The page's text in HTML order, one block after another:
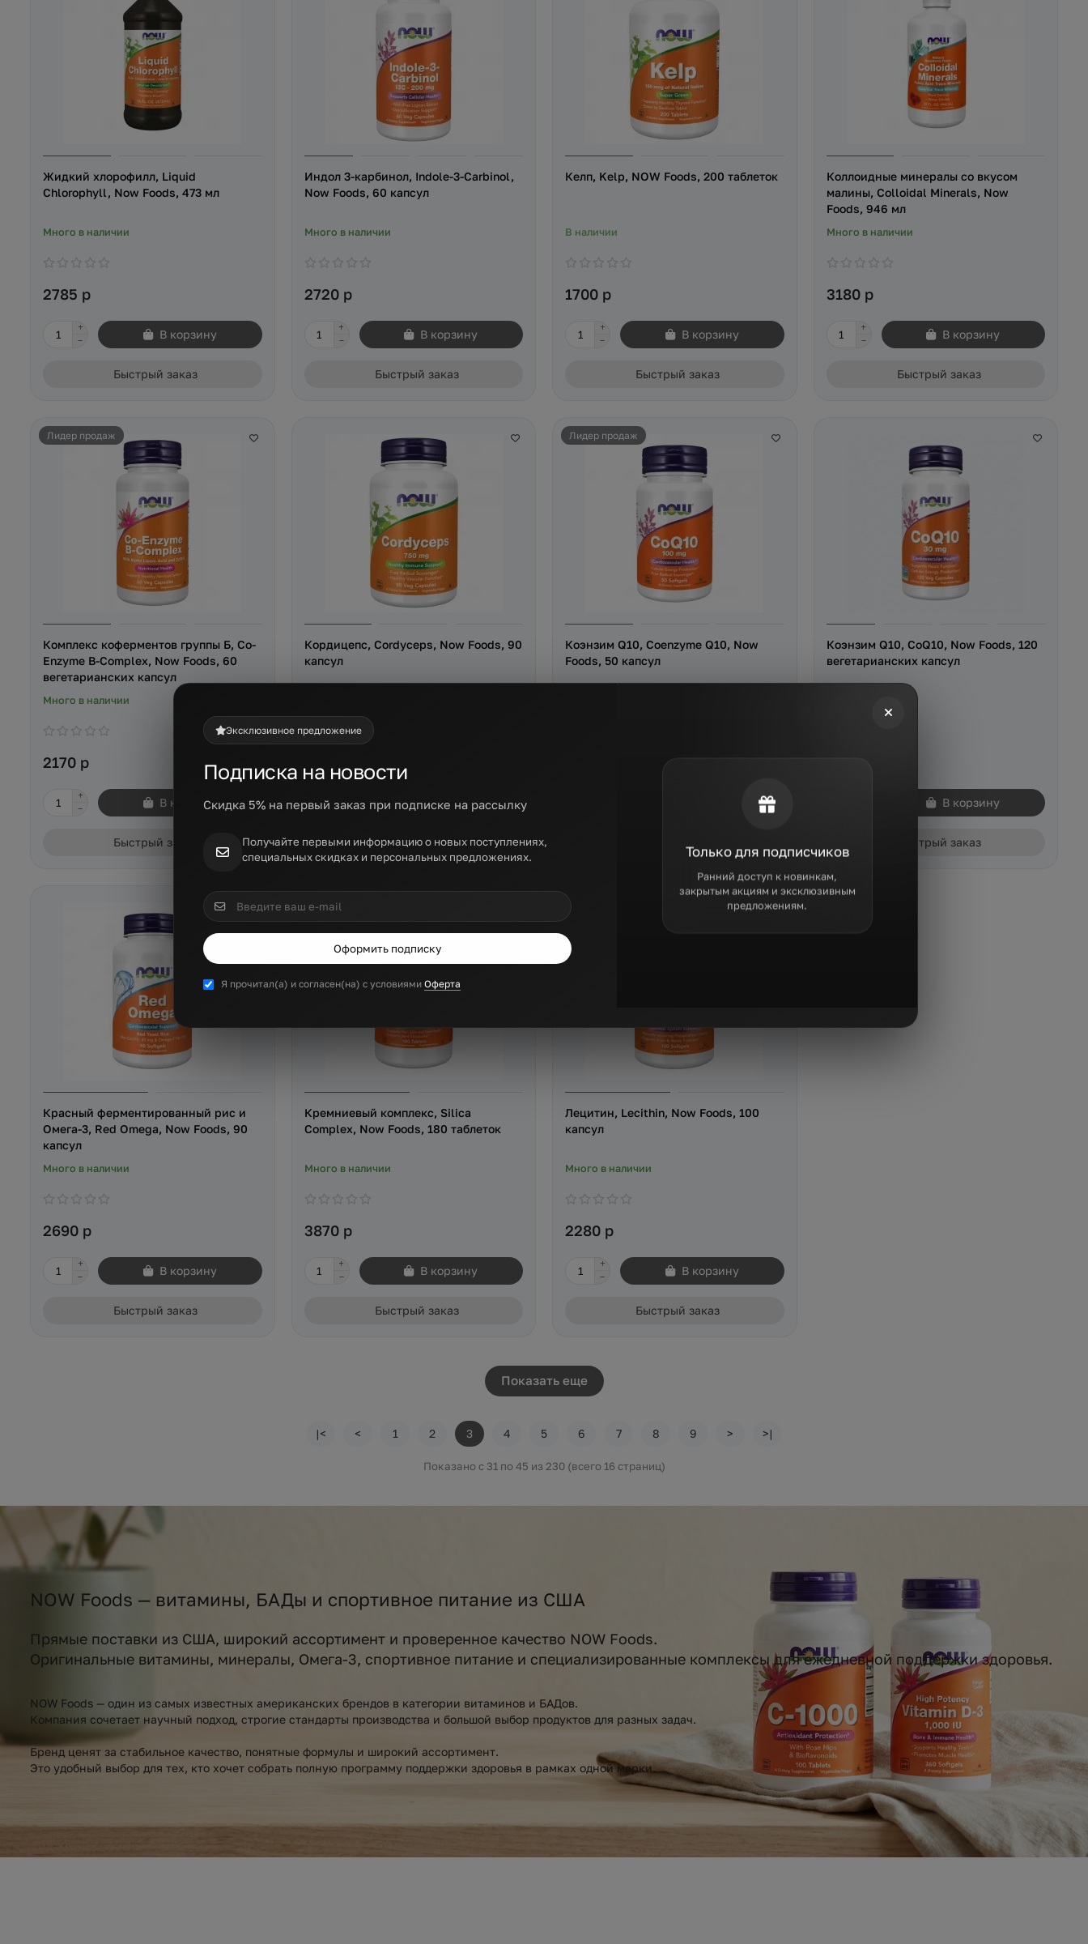
Жидкий хлорофилл, Liquid
Chlorophyll, Now Foods, 473 мл
Много в наличии
2785 р
В корзину
Быстрый заказ
Индол 3-карбинол, Indole-3-Carbinol,
Now Foods, 60 капсул
Много в наличии
2720 р
В корзину
Быстрый заказ
Келп, Kelp, NOW Foods, 200 таблеток
В наличии
1700 р
В корзину
Быстрый заказ
Коллоидные минералы со вкусом
малины, Colloidal Minerals, Now
Foods, 946 мл
Много в наличии
3180 р
В корзину
Быстрый заказ
Лидер продаж
Комплекс коферментов группы Б, Co-
Enzyme B-Complex, Now Foods, 60
вегетарианских капсул
Много в наличии
2170 р
В корзину
Быстрый заказ
Кордицепс, Cordyceps, Now Foods, 90
капсул
В корзину
Быстрый заказ
Лидер продаж
Коэнзим Q10, Coenzyme Q10, Now
Foods, 50 капсул
Коэнзим Q10, CoQ10, Now Foods, 120
вегетарианских капсул
В корзину
Быстрый заказ
Красный ферментированный рис и
Омега-3, Red Omega, Now Foods, 90
капсул
Много в наличии
2690 р
В корзину
Быстрый заказ
Кремниевый комплекс, Silica
Complex, Now Foods, 180 таблеток
Много в наличии
3870 р
В корзину
Быстрый заказ
Лецитин, Lecithin, Now Foods, 100
капсул
Много в наличии
2280 р
В корзину
Быстрый заказ
Показать еще
|< < 1 2 3 4 5 6 7 8 9 > >|
Показано с 31 по 45 из 230 (всего 16 страниц)
NOW Foods — витамины, БАДы и спортивное питание из США
Прямые поставки из США, широкий ассортимент и проверенное качество NOW Foods.
Оригинальные витамины, минералы, Омега-3, спортивное питание и специализированные комплексы для ежедневной поддержки здоровья.
NOW Foods — один из самых известных американских брендов в категории витаминов и БАДов.
Компания сочетает научный подход, строгие стандарты производства и большой выбор продуктов для разных задач.
Бренд ценят за стабильное качество, понятные формулы и широкий ассортимент.
Это удобный выбор для тех, кто хочет собрать полную программу поддержки здоровья в рамках одной марки.
Эксклюзивное предложение
Подписка на новости
Скидка 5% на первый заказ при подписке на рассылку
Получайте первыми информацию о новых поступлениях,
специальных скидках и персональных предложениях.
Оформить подписку
Я прочитал(а) и согласен(на) с условиями Оферта
Только для подписчиков
Ранний доступ к новинкам,
закрытым акциям и эксклюзивным
предложениям.